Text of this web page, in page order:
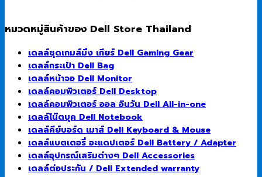
หมวดหมู่สินค้าของ Dell Store Thailand
เดลล์ชุดเกมส์มิ่ง เกียร์ Dell Gaming Gear
เดลล์กระเป๋า Dell Bag
เดลล์หน้าจอ Dell Monitor
เดลล์คอมพิวเตอร์ Dell Desktop
เดลล์คอมพิวเตอร์ ออล อินวัน Dell All-in-one
เดลล์โน๊ตบุค Dell Notebook
เดลล์คีย์บอร์ด เมาส์ Dell Keyboard & Mouse
เดลล์แบตเตอรี่ อะแดปเตอร์ Dell Battery / Adapter
เดลล์อุปกรณ์เสริมต่างๆ Dell Accessories
เดลล์ต่อประกัน / Dell Extended warranty